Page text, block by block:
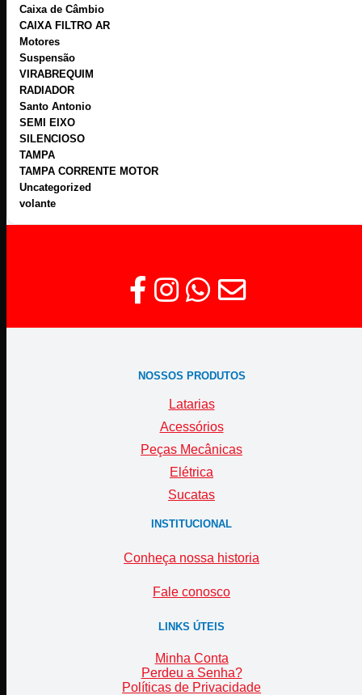
Caixa de Câmbio
CAIXA FILTRO AR
Motores
Suspensão
VIRABREQUIM
RADIADOR
Santo Antonio
SEMI EIXO
SILENCIOSO
TAMPA
TAMPA CORRENTE MOTOR
Uncategorized
volante
NOSSOS PRODUTOS
Latarias
Acessórios
Peças Mecânicas
Elétrica
Sucatas
INSTITUCIONAL
Conheça nossa historia
Fale conosco
LINKS ÚTEIS
Minha Conta
Perdeu a Senha?
Políticas de Privacidade